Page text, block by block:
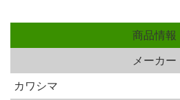
商品情報
メーカー
カワシマ